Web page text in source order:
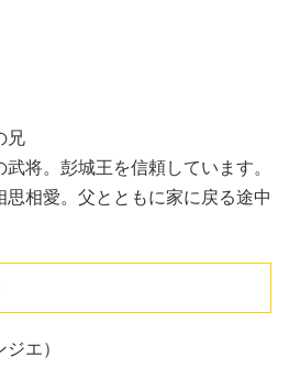
兄
将。彭城王を信頼しています。
相愛。父とともに家に戻る途中
エ）